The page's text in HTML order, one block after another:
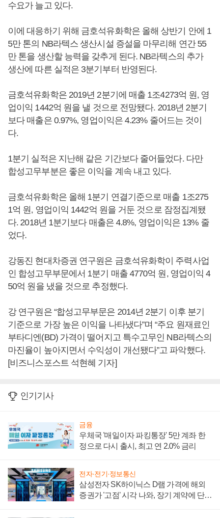
수요가 늘고 있다.
이에 대응하기 위해 금호석유화학은 올해 상반기 안에 1
5만 톤의 NB라텍스 생산시설 증설을 마무리해 연간 55
만 톤을 생산할 능력을 갖추게 된다. NB라텍스의 추가
생산에 따른 실적은 3분기부터 반영된다.
금호석유화학은 2019년 2분기에 매출 1조4273억 원, 영
업이익 1442억 원을 낼 것으로 전망됐다. 2018년 2분기
보다 매출은 0.97%, 영업이익은 4.23% 줄어드는 것이
다.
1분기 실적은 지난해 같은 기간보다 줄어들었다. 다만
합성고무부분은 좋은 이익을 계속 내고 있다.
금호석유화학은 올해 1분기 연결기준으로 매출 1조275
1억 원, 영업이익 1442억 원을 거둔 것으로 잠정집계됐
다. 2018년 1분기보다 매출은 4.8%, 영업이익은 13% 줄
었다.
강동진 현대차증권 연구원은 금호석유화학이 주력사업
인 합성고무부문에서 1분기 매출 4770억 원, 영업이익 4
50억 원을 냈을 것으로 추정했다.
강 연구원은 “합성고무부문은 2014년 2분기 이후 분기
기준으로 가장 높은 이익을 나타냈다”며 “주요 원재료인
부타디엔(BD) 가격이 떨어지고 특수고무인 NB라텍스의
마진율이 높아지면서 수익성이 개선됐다”고 파악했다.
[비즈니스포스트 석현혜 기자]
인기기사
금융
우체국 '매일이자 파킹통장' 5만 계좌 한
정으로 다시 출시, 최고 연 2.0% 금리
전자·전기·정보통신
삼성전자 SK하이닉스 D램 가격에 해외
증권가 '고점' 시각 나와, 장기 계약에 단점